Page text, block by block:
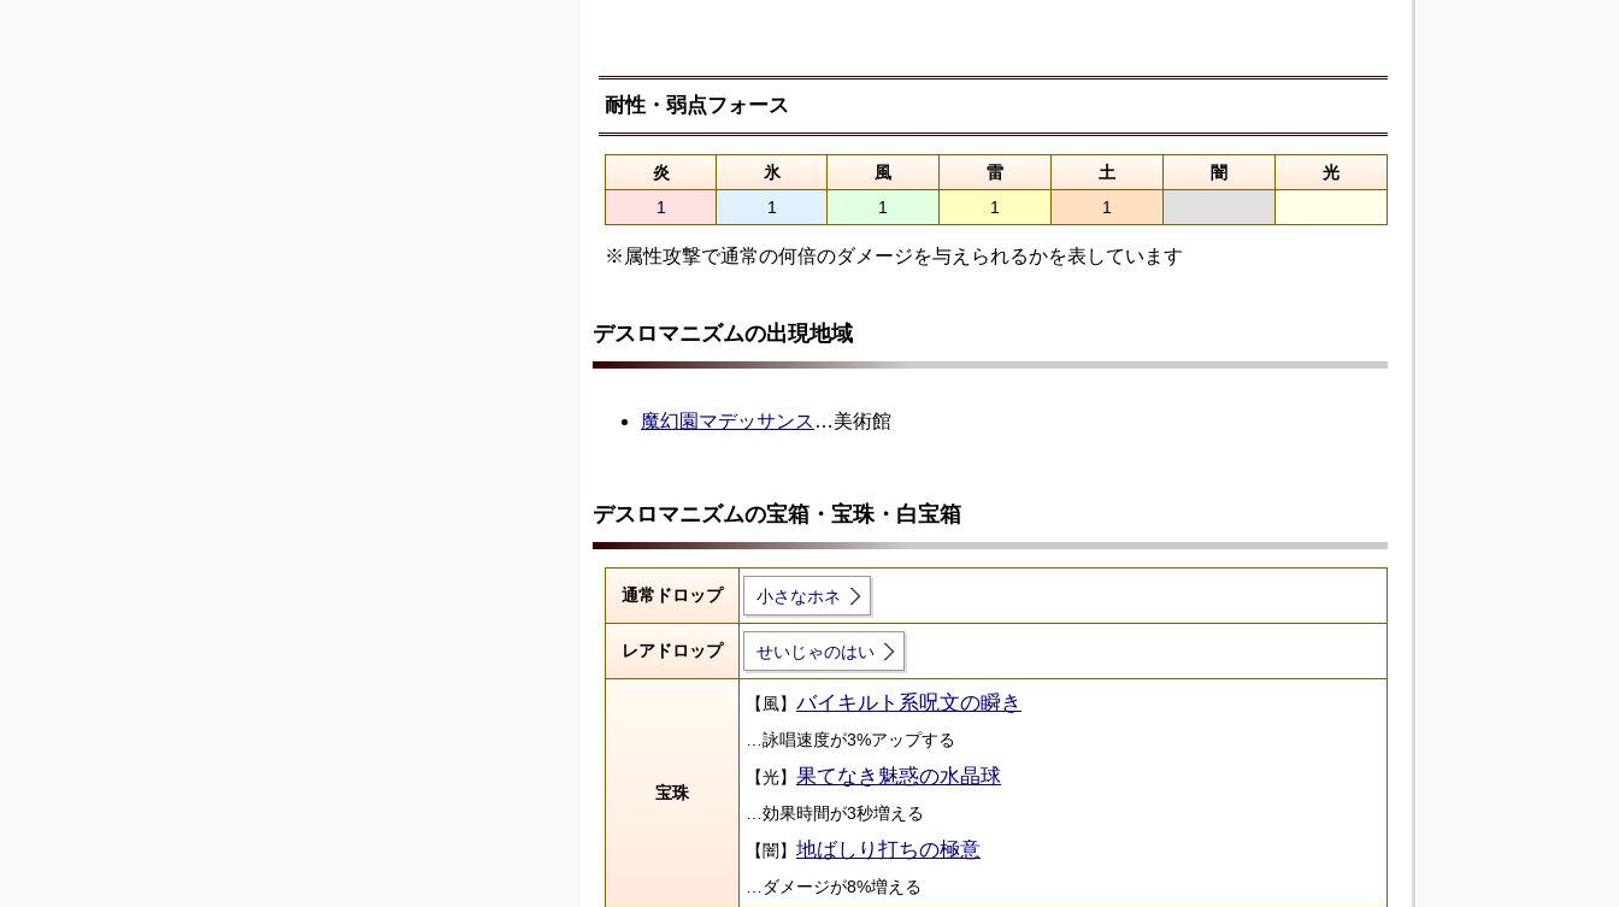
耐性・弱点フォース
炎 氷 風 雷 土 闇
光
1
1 1 1 1
※属性攻撃で通常の何倍のダメージを与えられるかを表しています
デスロマニズムの出現地域
魔幻園マデッサンス …美術館
デスロマニズムの宝箱・宝珠・白宝箱
通常ドロップ 小さなホネ
レアドロップ せいじゃのはい
宝珠
【風】 バイキルト系呪文の瞬き
…詠唱速度が3%アップする
【光】 果てなき魅惑の水晶球
…効果時間が3秒増える
【闇】 地ばしり打ちの極意
…ダメージが8%増える